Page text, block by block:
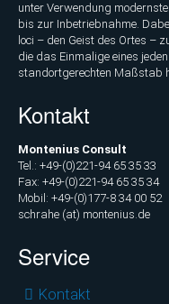
unter Verwendung
bis zur Inbetriebnahme.
loci – den Geist des Ortes –
die das Einmalige eines
standortgerechten Maßstab
Kontakt
Montenius Consult
Tel.: +49-(0)221-94 65 35 33
Fax: +49-(0)221-94 65 35 34
Mobil: +49-(0)177-8 34 00 52
schrahe (at) montenius.de
Service
Navigation
Kontakt